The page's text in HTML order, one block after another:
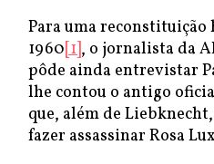
Para uma reconstituição
1960[1], o jornalista da
pôde ainda entrevistar
lhe contou o antigo
que, além de
fazer assassinar Rosa